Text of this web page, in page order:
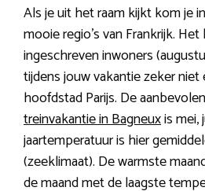
Als je uit het raam kijkt kom je
mooie regio’s van Frankrijk.
ingeschreven inwoners
tijdens jouw vakantie zeker
hoofdstad Parijs. De
treinvakantie in Bagneuxis
jaartemperatuur is hier
(zeeklimaat). De warmste
de maand met de laagste